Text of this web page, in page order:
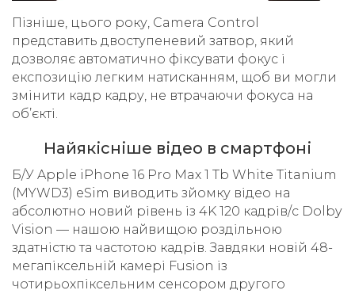
Пізніше, цього року, Camera Control
представить двоступеневий затвор, який
дозволяє автоматично фіксувати фокус і
експозицію легким натисканням, щоб ви могли
змінити кадр кадру, не втрачаючи фокуса на
об’єкті.
Найякісніше відео в смартфоні
Б/У Apple iPhone 16 Pro Max 1 Tb White Titanium
(MYWD3) eSim виводить зйомку відео на
абсолютно новий рівень із 4K 120 кадрів/с Dolby
Vision — нашою найвищою роздільною
здатністю та частотою кадрів. Завдяки новій 48-
мегапіксельній камері Fusion із
чотирьохпіксельним сенсором другого